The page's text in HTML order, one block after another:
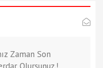
Zaman Son